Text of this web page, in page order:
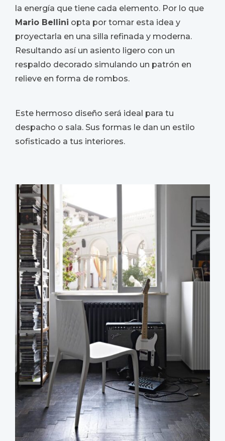
la energía que tiene cada elemento. Por lo que
Mario Bellini opta por tomar esta idea y
proyectarla en una silla refinada y moderna.
Resultando así un asiento ligero con un
respaldo decorado simulando un patrón en
relieve en forma de rombos.
Este hermoso diseño será ideal para tu
despacho o sala. Sus formas le dan un estilo
sofisticado a tus interiores.